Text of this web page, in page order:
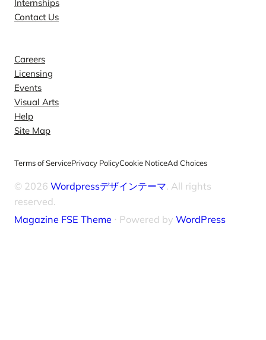
Internships
Contact Us
Careers
Licensing
Events
Visual Arts
Help
Site Map
Terms of ServicePrivacy PolicyCookie NoticeAd Choices
© 2026 Wordpressデザインテーマ. All rights
reserved.
Magazine FSE Theme ⋅ Powered by WordPress